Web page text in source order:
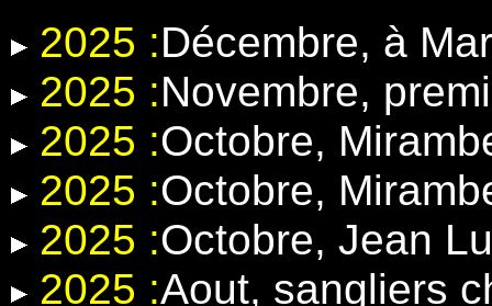
2025 :Décembre, à
2025 :Novembre,
2025 :Octobre,
2025 :Octobre,
2025 :Octobre, Jean
2025 :Aout, sangliers